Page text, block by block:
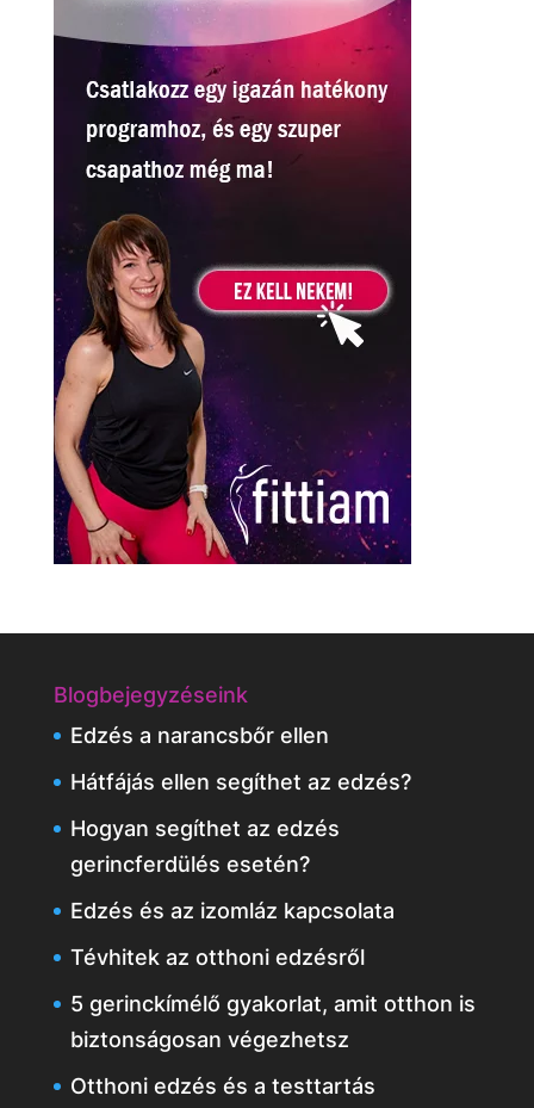
Blogbejegyzéseink
Edzés a narancsbőr ellen
Hátfájás ellen segíthet az edzés?
Hogyan segíthet az edzés
gerincferdülés esetén?
Edzés és az izomláz kapcsolata
Tévhitek az otthoni edzésről
5 gerinckímélő gyakorlat, amit otthon is
biztonságosan végezhetsz
Otthoni edzés és a testtartás